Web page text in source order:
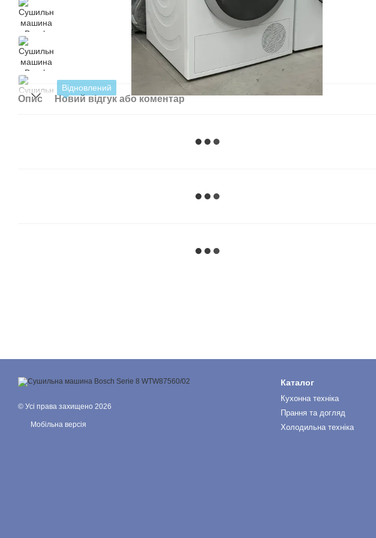
Відновлений
Опис Новий відгук або коментар
© Усі права захищено 2026
Мобільна версія
Каталог
Кухонна техніка
Прання та догляд
Холодильна техніка